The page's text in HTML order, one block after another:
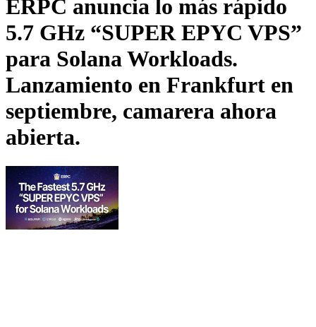
ERPC anuncia lo más rápido
5.7 GHz “SUPER EPYC VPS”
para Solana Workloads.
Lanzamiento en Frankfurt en
septiembre, camarera ahora
abierta.